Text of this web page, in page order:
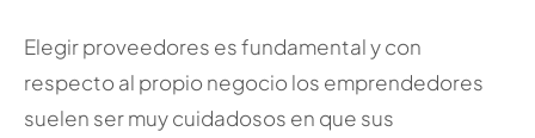
Elegir proveedores es fundamental y con
respecto al propio negocio los emprendedores
suelen ser muy cuidadosos en que sus